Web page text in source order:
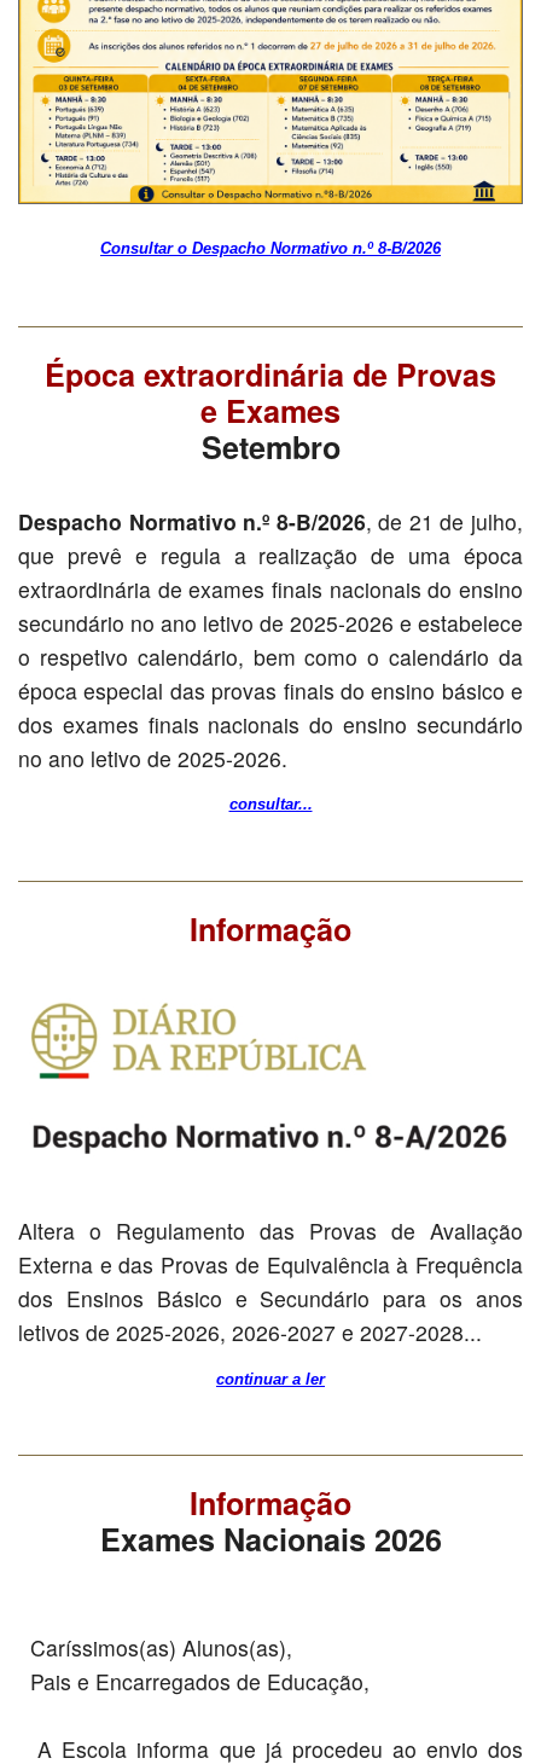
Consultar o Despacho Normativo n.º 8-B/2026
Época extraordinária de Provas
e Exames
Setembro
Despacho Normativo n.º 8-B/2026, de 21 de julho,
que prevê e regula a realização de uma época
extraordinária de exames finais nacionais do ensino
secundário no ano letivo de 2025-2026 e estabelece
o respetivo calendário, bem como o calendário da
época especial das provas finais do ensino básico e
dos exames finais nacionais do ensino secundário
no ano letivo de 2025-2026.
consultar...
Informação
Altera o Regulamento das Provas de Avaliação
Externa e das Provas de Equivalência à Frequência
dos Ensinos Básico e Secundário para os anos
letivos de 2025-2026, 2026-2027 e 2027-2028...
continuar a ler
Informação
Exames Nacionais 2026
Caríssimos(as) Alunos(as),
Pais e Encarregados de Educação,
A Escola informa que já procedeu ao envio dos